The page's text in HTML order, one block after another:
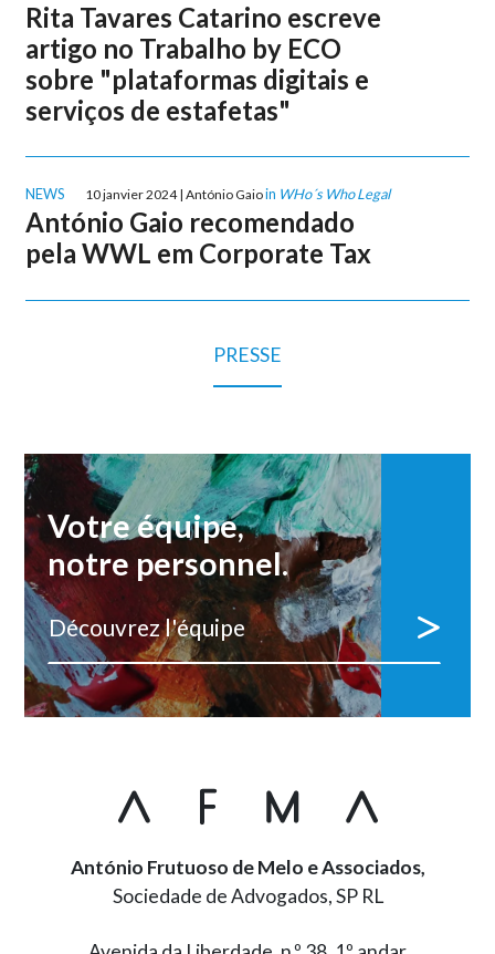
Rita Tavares Catarino escreve
artigo no Trabalho by ECO
sobre "plataformas digitais e
serviços de estafetas"
NEWS 10 janvier 2024 | António Gaioin WHo´s Who Legal
António Gaio recomendado
pela WWL em Corporate Tax
PRESSE
Votre équipe,
notre personnel.
Découvrez l'équipe
António Frutuoso de Melo e Associados,
Sociedade de Advogados, SP RL